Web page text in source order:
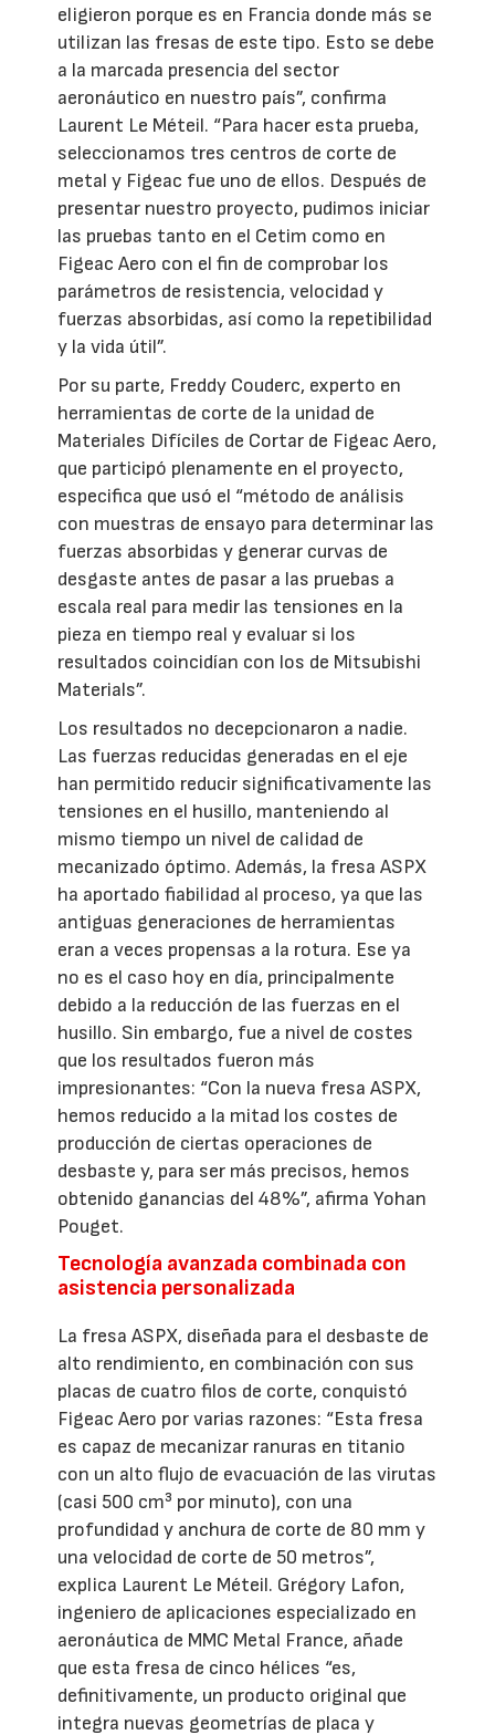
eligieron porque es en Francia donde más se
utilizan las fresas de este tipo. Esto se debe
a la marcada presencia del sector
aeronáutico en nuestro país”, confirma
Laurent Le Méteil. “Para hacer esta prueba,
seleccionamos tres centros de corte de
metal y Figeac fue uno de ellos. Después de
presentar nuestro proyecto, pudimos iniciar
las pruebas tanto en el Cetim como en
Figeac Aero con el fin de comprobar los
parámetros de resistencia, velocidad y
fuerzas absorbidas, así como la repetibilidad
y la vida útil”.
Por su parte, Freddy Couderc, experto en
herramientas de corte de la unidad de
Materiales Difíciles de Cortar de Figeac Aero,
que participó plenamente en el proyecto,
especifica que usó el “método de análisis
con muestras de ensayo para determinar las
fuerzas absorbidas y generar curvas de
desgaste antes de pasar a las pruebas a
escala real para medir las tensiones en la
pieza en tiempo real y evaluar si los
resultados coincidían con los de Mitsubishi
Materials”.
Los resultados no decepcionaron a nadie.
Las fuerzas reducidas generadas en el eje
han permitido reducir significativamente las
tensiones en el husillo, manteniendo al
mismo tiempo un nivel de calidad de
mecanizado óptimo. Además, la fresa ASPX
ha aportado fiabilidad al proceso, ya que las
antiguas generaciones de herramientas
eran a veces propensas a la rotura. Ese ya
no es el caso hoy en día, principalmente
debido a la reducción de las fuerzas en el
husillo. Sin embargo, fue a nivel de costes
que los resultados fueron más
impresionantes: “Con la nueva fresa ASPX,
hemos reducido a la mitad los costes de
producción de ciertas operaciones de
desbaste y, para ser más precisos, hemos
obtenido ganancias del 48%”, afirma Yohan
Pouget.
Tecnología avanzada combinada con
asistencia personalizada
La fresa ASPX, diseñada para el desbaste de
alto rendimiento, en combinación con sus
placas de cuatro filos de corte, conquistó
Figeac Aero por varias razones: “Esta fresa
es capaz de mecanizar ranuras en titanio
con un alto flujo de evacuación de las virutas
(casi 500 cm³ por minuto), con una
profundidad y anchura de corte de 80 mm y
una velocidad de corte de 50 metros”,
explica Laurent Le Méteil. Grégory Lafon,
ingeniero de aplicaciones especializado en
aeronáutica de MMC Metal France, añade
que esta fresa de cinco hélices “es,
definitivamente, un producto original que
integra nuevas geometrías de placa y